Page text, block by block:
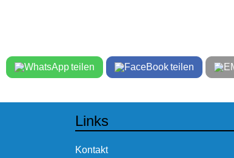
teilen teilen
Links
Kontakt